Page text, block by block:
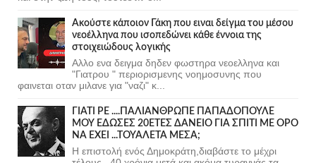
Ακούστε κάποιον Γάκη που ειναι δείγμα του μέσου
νεοέλληνα που ισοπεδώνει κάθε έννοια της
στοιχειώδους λογικής
Αλλο ενα δειγμα δηδεν φωστηρα νεοελληνα και
"Γιατρου " περιορισμενης νοημοσυνης που
φαινεται οταν μιλανε για "ναζι" κ...
ΓΙΑΤΙ ΡΕ ....ΠΑΛΙΑΝΘΡΩΠΕ ΠΑΠΑΔΟΠΟΥΛΕ
ΜΟΥ ΕΔΩΣΕΣ 20ΕΤΕΣ ΔΑΝΕΙΟ ΓΙΑ ΣΠΙΤΙ ΜΕ ΟΡΟ
ΝΑ ΕΧΕΙ ...ΤΟΥΑΛΕΤΑ ΜΕΣΑ;
Η επιστολή ενός Δημοκράτη,διαβάστε το μέχρι